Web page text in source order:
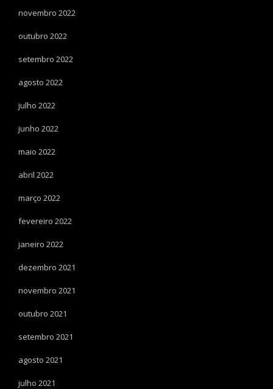
novembro 2022
outubro 2022
setembro 2022
agosto 2022
julho 2022
junho 2022
maio 2022
abril 2022
março 2022
fevereiro 2022
janeiro 2022
dezembro 2021
novembro 2021
outubro 2021
setembro 2021
agosto 2021
julho 2021